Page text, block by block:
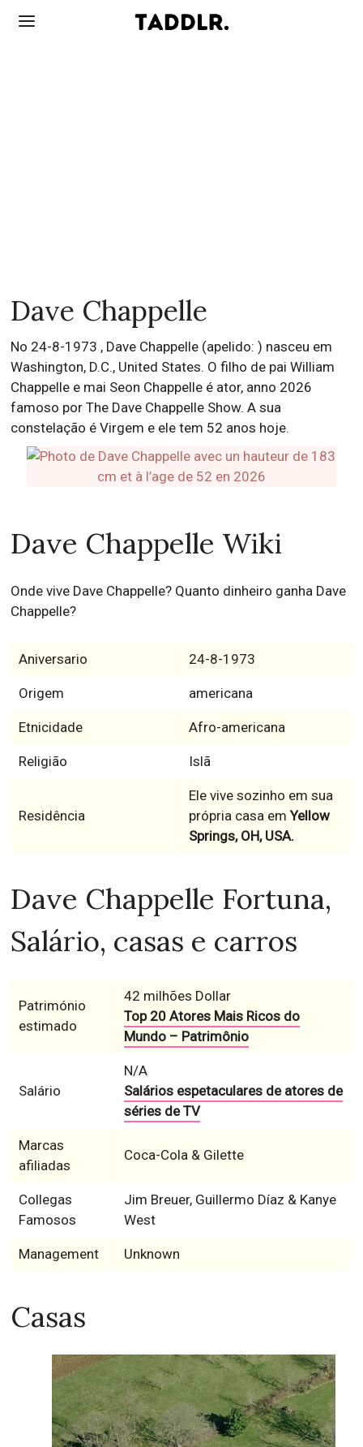
Dave Chappelle
No 24-8-1973 , Dave Chappelle (apelido: ) nasceu em
Washington, D.C., United States. O filho de pai William
Chappelle e mai Seon Chappelle é ator, anno 2026
famoso por The Dave Chappelle Show. A sua
constelação é Virgem e ele tem 52 anos hoje.
Dave Chappelle Wiki
Onde vive Dave Chappelle? Quanto dinheiro ganha Dave
Chappelle?
Aniversario 24-8-1973
Origem americana
Etnicidade Afro-americana
Religião Islã
Residência
Ele vive sozinho em sua
própria casa emYellow
Springs, OH, USA.
Dave Chappelle Fortuna,
Salário, casas e carros
Património
estimado
42 milhões Dollar
Top 20 Atores Mais Ricos do
Mundo – Patrimônio
Salário
N/A
Salários espetaculares de atores de
séries de TV
Marcas
afiliadas
Coca-Cola & Gilette
Collegas
Famosos
Jim Breuer, Guillermo Díaz & Kanye
West
Management Unknown
Casas